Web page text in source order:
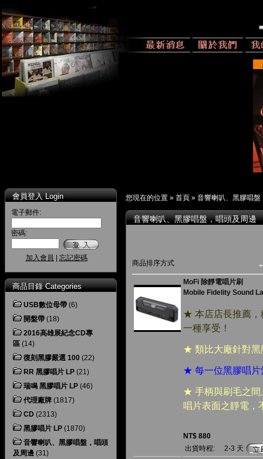
會員登入 Login
電子郵件:
密碼:
加入會員 忘記密碼
商品目錄 Categories
USB數位母帶 (6)
開盤帶 (18)
2016高雄展紀念CD專
區 (14)
復刻黑膠嚴選 100 (22)
RR 黑膠唱片 LP (21)
瑞鳴 黑膠唱片 LP (46)
代理廠牌 (1817)
CD (2313)
黑膠唱片 LP (1870)
音響喇叭、黑膠唱盤，唱頭
及周邊 (31)
您現在的位置 » 首頁 » 音響喇叭、黑膠唱盤
音響喇叭、黑膠唱盤，唱頭及周邊
商品排序方式
MoFi 除靜電唱片刷
Mobile Fidelity Sound
★ 本店店長推薦，
一種享受！
★ 類比大廠針對黑
★ 每一位黑膠唱片
★ 手柄與刷毛之間
唱片表面之靜電，
NT$ 880
出貨時程:
2-3 天